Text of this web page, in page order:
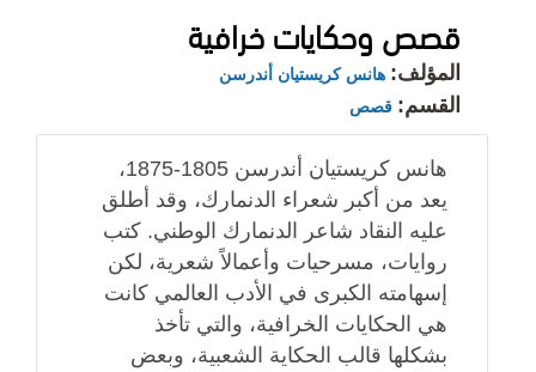
قصص وحكايات خرافية
المؤلف: هانس كريستيان أندرسن
القسم: قصص
هانس كريستيان أندرسن 1805-1875،
يعد من أكبر شعراء الدنمارك، وقد أطلق
عليه النقاد شاعر الدنمارك الوطني. كتب
روايات، مسرحيات وأعمالاً شعرية، لكن
إسهامته الكبرى في الأدب العالمي كانت
هي الحكايات الخرافية، والتي تأخذ
بشكلها قالب الحكاية الشعبية، وبعض